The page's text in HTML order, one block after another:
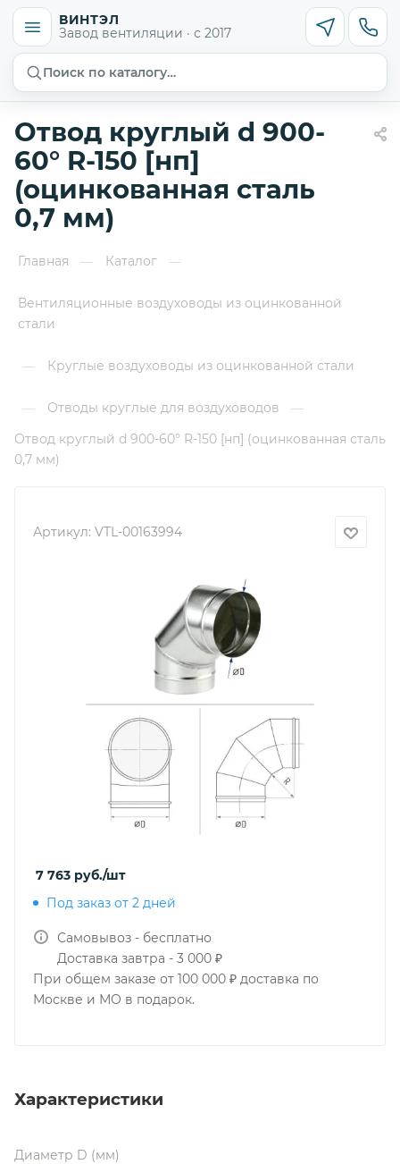
ВИНТЭЛ
Завод вентиляции · с 2017
Поиск по каталогу…
Отвод круглый d 900-
60° R-150 [нп]
(оцинкованная сталь
0,7 мм)
Главная — Каталог —
Вентиляционные воздуховоды из оцинкованной
стали
— Круглые воздуховоды из оцинкованной стали
— Отводы круглые для воздуховодов
—
Отвод круглый d 900-60° R-150 [нп] (оцинкованная сталь
0,7 мм)
Артикул: VTL-00163994
7 763 руб./шт
Под заказ от 2 дней
Самовывоз - бесплатно
Доставка завтра - 3 000 ₽
При общем заказе от 100 000 ₽ доставка по
Москве и МО в подарок.
Характеристики
Диаметр D (мм)